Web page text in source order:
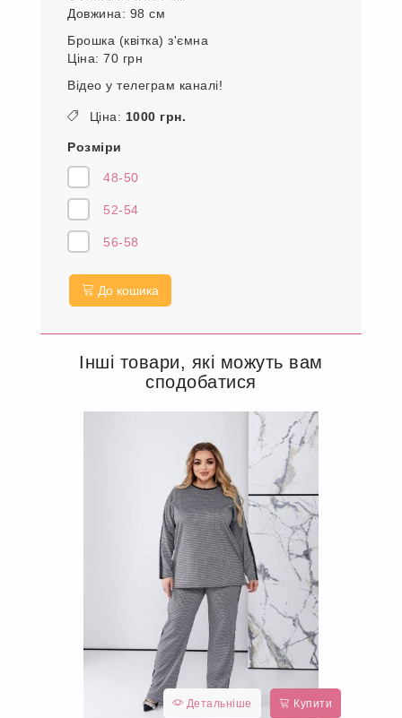
Довжина: 98 см
Брошка (квітка) з'ємна
Ціна: 70 грн
Відео у телеграм каналі!
Ціна: 1000 грн.
Розміри
48-50
52-54
56-58
До кошика
Інші товари, які можуть вам
сподобатися
Детальніше Купити